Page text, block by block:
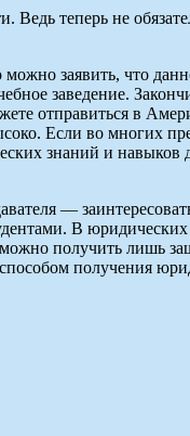
Ведь теперь не
заявить, что
заведение.
отправиться в
Если во многих
знаний и навыков
—
В
получить лишь
получения